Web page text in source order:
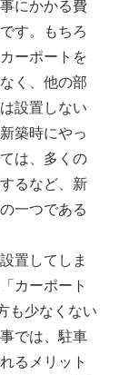
にかかる費
す。もちろ
ーポートを
く、他の部
設置しない
築時にやっ
は、多くの
るなど、新
一つである
置してしま
カーポート
も少なくない
では、駐車
るメリット